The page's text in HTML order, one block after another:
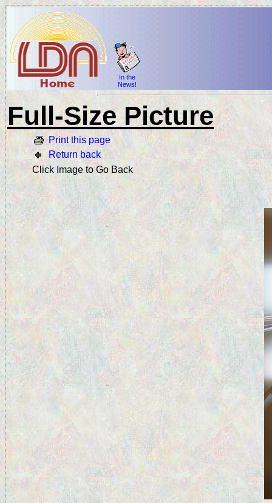
In the
News!
Full-Size Picture
Print this page
Return back
Click Image to Go Back